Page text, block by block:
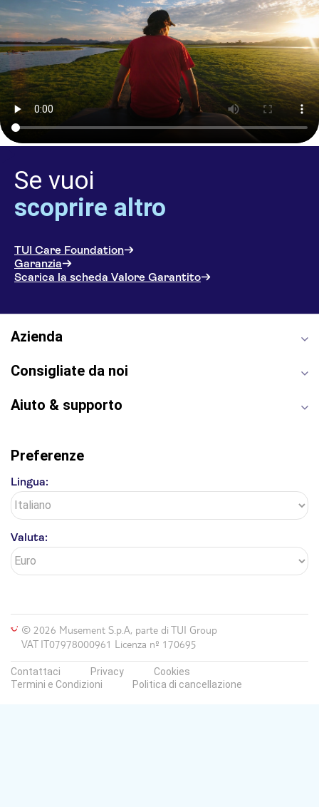
Se vuoi
scoprire altro
TUI Care Foundation
Garanzia
Scarica la scheda Valore Garantito
Azienda
Consigliate da noi
Aiuto & supporto
Preferenze
Lingua:
Valuta:
© 2026 Musement S.p.A, parte di TUI Group
VAT IT07978000961 Licenza nº 170695
Contattaci Privacy
Cookies
Termini e Condizioni
Politica di cancellazione